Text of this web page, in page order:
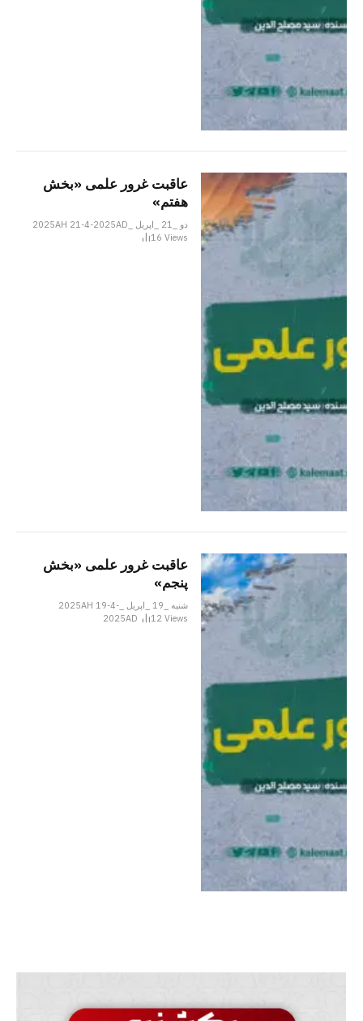
عاقبت غرور علمی «بخش
هفتم»
دو _21 _اپریل _2025AH 21-4-2025AD
16Views
عاقبت غرور علمی «بخش
پنجم»
شنبه _19 _اپریل _2025AH 19-4-
2025AD
12Views